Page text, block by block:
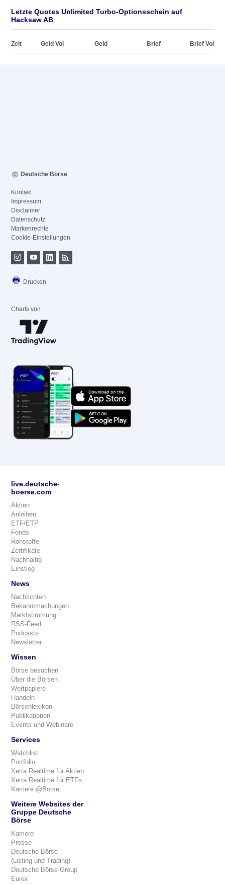
Letzte Quotes Unlimited Turbo-Optionsschein auf
Hacksaw AB
Zeit Geld Vol Geld Brief Brief Vol
Deutsche Börse
Kontakt
Impressum
Disclaimer
Datenschutz
Markenrechte
Cookie-Einstellungen
Drucken
Charts von
live.deutsche-
boerse.com
Aktien
Anleihen
ETF/ETP
Fonds
Rohstoffe
Zertifikate
Nachhaltig
Einstieg
News
Nachrichten
Bekanntmachungen
Marktstimmung
RSS-Feed
Podcasts
Newsletter
Wissen
Börse besuchen
Über die Börsen
Wertpapiere
Handeln
Börsenlexikon
Publikationen
Events und Webinare
Services
Watchlist
Portfolio
Xetra Realtime für Aktien
Xetra Realtime für ETFs
Karriere @Börse
Weitere Websites der
Gruppe Deutsche
Börse
Karriere
Presse
Deutsche Börse
(Listing und Trading)
Deutsche Börse Group
Eurex